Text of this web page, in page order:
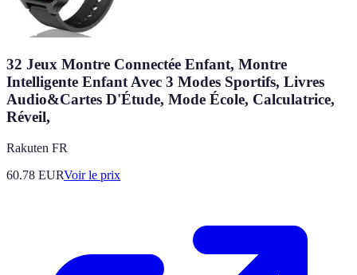
32 Jeux Montre Connectée Enfant, Montre
Intelligente Enfant Avec 3 Modes Sportifs, Livres
Audio&Cartes D'Étude, Mode École, Calculatrice,
Réveil,
Rakuten FR
60.78 EURVoir le prix